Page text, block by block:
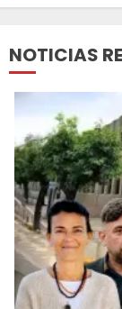
NOTICIAS